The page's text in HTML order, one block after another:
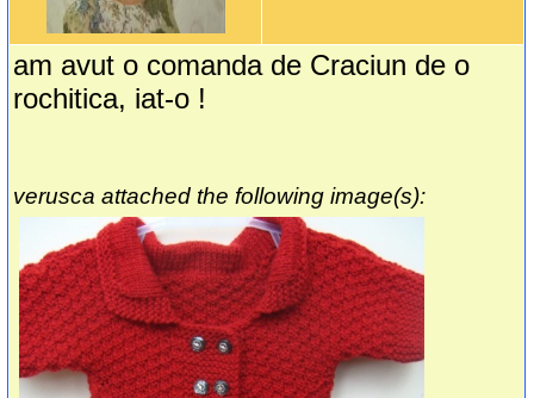
am avut o comanda de Craciun de o
rochitica, iat-o !
verusca attached the following image(s):